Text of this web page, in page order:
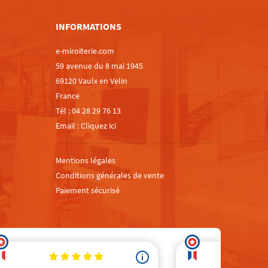
INFORMATIONS
e-miroiterie.com
59 avenue du 8 mai 1945
69120 Vaulx en Velin
France
Tél :04 28 29 76 13
Email :Cliquez ici
Mentions légales
Conditions générales de vente
Paiement sécurisé